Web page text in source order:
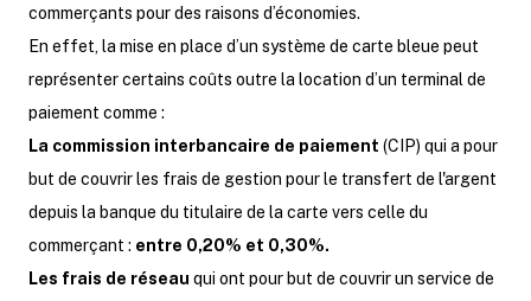
commerçants pour des raisons d’économies.
En effet, la mise en place d’un système de carte bleue peut
représenter certains coûts outre la location d’un terminal de
paiement comme :
La commission interbancaire de paiement (CIP) qui a pour
but de couvrir les frais de gestion pour le transfert de l'argent
depuis la banque du titulaire de la carte vers celle du
commerçant : entre 0,20% et 0,30%.
Les frais de réseau qui ont pour but de couvrir un service de